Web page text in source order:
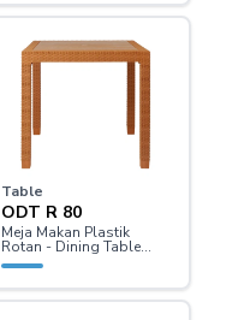
Table
ODT R 80
Meja Makan Plastik
Rotan - Dining Table
Rattan